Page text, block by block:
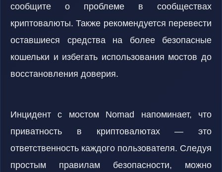
сообщите о проблеме в сообществах
криптовалюты. Также рекомендуется перевести
оставшиеся средства на более безопасные
кошельки и избегать использования мостов до
восстановления доверия.
Инцидент с мостом Nomad напоминает, что
приватность в криптовалютах — это
ответственность каждого пользователя. Следуя
простым правилам безопасности, можно